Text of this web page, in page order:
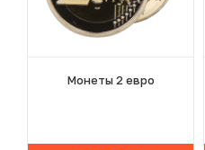
Монеты 2 евро